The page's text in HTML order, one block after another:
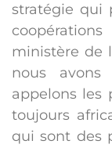
stratégie qui
ministère de
nous
appelons les
toujours
qui sont des